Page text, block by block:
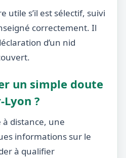
utile s’il est sélectif, suivi
correctement. Il
d’un nid
un simple doute
Lyon ?
à distance, une
informations sur le
à qualifier